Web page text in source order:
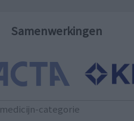
Samenwerkingen
medicijn-categorie